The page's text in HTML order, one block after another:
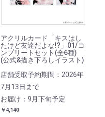
アクリルカード「キスはし
たけど友達だよな!?」01/コ
ンプリートセット(全6種)
(公式&描き下ろしイラスト)
店舗受取予約期間：2026年
7月13日まで
お届け：9月下旬予定
￥4,140